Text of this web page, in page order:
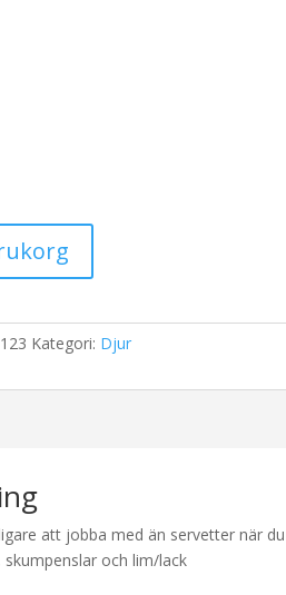
Kategori: Djur
att jobba med än servetter när
skumpenslar och lim/lack